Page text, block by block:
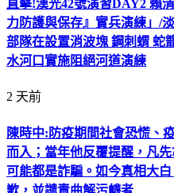
直擊!漢光42號演習DAY2 賴
力防護與保存』實兵演練」/
部隊在設置消波塊 鋼刺蝟 蛇
水河口實施阻絕河道演練
2 天前
陳時中:防疫期間社會恐慌、
而入；當年他反覆提醒，凡
可能都是詐騙。如今真相大
歉，並譴責曲解污衊者